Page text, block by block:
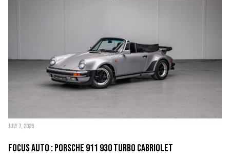
JULY 7, 2026
Focus Auto : Porsche 911 930 Turbo Cabriolet